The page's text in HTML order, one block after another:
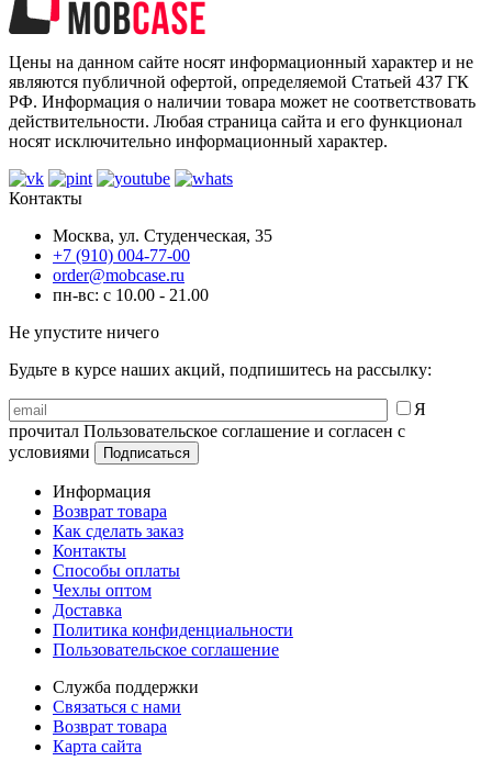
Цены на данном сайте носят информационный характер и не
являются публичной офертой, определяемой Статьей 437 ГК
РФ. Информация о наличии товара может не соответствовать
действительности. Любая страница сайта и его функционал
носят исключительно информационный характер.
Контакты
Москва, ул. Студенческая, 35
+7 (910) 004-77-00
order@mobcase.ru
пн-вс: с 10.00 - 21.00
Не упустите ничего
Будьте в курсе наших акций, подпишитесь на рассылку:
Я
прочитал Пользовательское соглашение и согласен с
условиями
Информация
Возврат товара
Как сделать заказ
Контакты
Способы оплаты
Чехлы оптом
Доставка
Политика конфиденциальности
Пользовательское соглашение
Служба поддержки
Связаться с нами
Возврат товара
Карта сайта